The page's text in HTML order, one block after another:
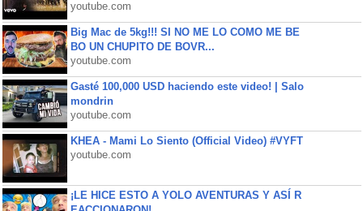
youtube.com
Big Mac de 5kg!!! SI NO ME LO COMO ME BE
BO UN CHUPITO DE BOVR...
youtube.com
Gasté 100,000 USD haciendo este video! | Salo
mondrin
youtube.com
KHEA - Mami Lo Siento (Official Video) #VYFT
youtube.com
¡LE HICE ESTO A YOLO AVENTURAS Y ASÍ R